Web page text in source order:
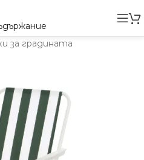
за градината